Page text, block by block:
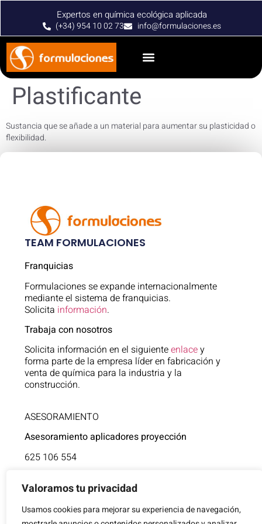
Valoramos tu privacidad
Usamos cookies para mejorar su experiencia de navegación,
Expertos en química ecológica aplicada
(+34) 954 10 02 73 info@formulaciones.es
Plastificante
Sustancia que se añade a un material para aumentar su plasticidad o
flexibilidad.
TEAM FORMULACIONES
Franquicias
Formulaciones se expande internacionalmente
mediante el sistema de franquicias.
Solicita información.
Trabaja con nosotros
Solicita información en el siguienteenlacey
forma parte de la empresa líder en fabricación y
venta de química para la industria y la
construcción.
ASESORAMIENTO
Asesoramiento aplicadores proyección
625 106 554
854 805 377